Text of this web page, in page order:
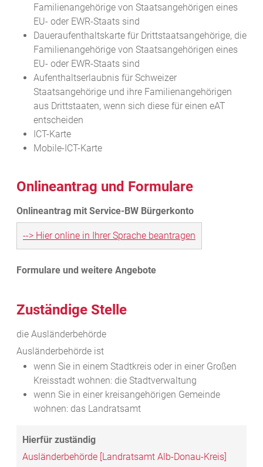
Familienangehörige von Staatsangehörigen eines
EU- oder EWR-Staats sind
Daueraufenthaltskarte für Drittstaatsangehörige, die
Familienangehörige von Staatsangehörigen eines
EU- oder EWR-Staats sind
Aufenthaltserlaubnis für Schweizer
Staatsangehörige und ihre Familienangehörigen
aus Drittstaaten, wenn sich diese für einen eAT
entscheiden
ICT-Karte
Mobile-ICT-Karte
Onlineantrag und Formulare
--> Hier online in Ihrer Sprache beantragen
Zuständige Stelle
die Ausländerbehörde
Ausländerbehörde ist
wenn Sie in einem Stadtkreis oder in einer Großen
Kreisstadt wohnen: die Stadtverwaltung
wenn Sie in einer kreisangehörigen Gemeinde
wohnen: das Landratsamt
Ausländerbehörde [Landratsamt Alb-Donau-Kreis]